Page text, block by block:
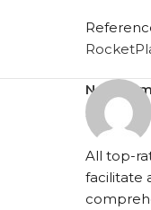
new
Tháng 5
All top-
facilitate